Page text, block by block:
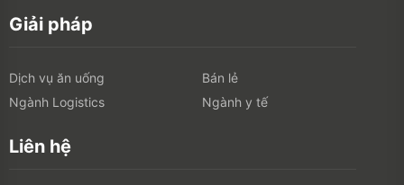
Giải pháp
Dịch vụ ăn uống
Bán lẻ
Ngành Logistics
Ngành y tế
Liên hệ